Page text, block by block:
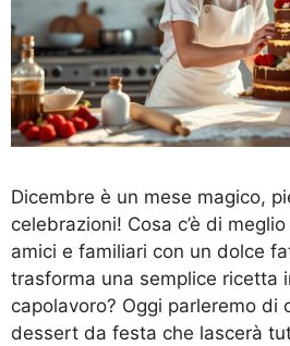
Dicembre è un mese magico,
celebrazioni! Cosa c’è di
amici e familiari con un dolce
trasforma una semplice ricetta
capolavoro? Oggi parleremo di
dessert da festa che lascerà